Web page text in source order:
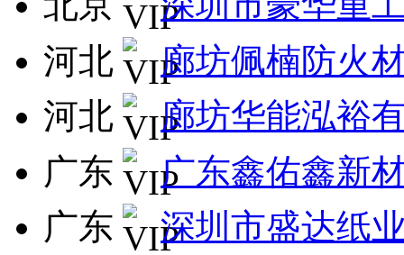
河北
廊坊佩楠防火
河北
廊坊华能泓裕
广东
广东鑫佑鑫新
广东
深圳市盛达纸